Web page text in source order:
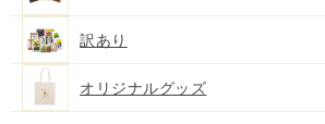
訳あり
オリジナルグッズ